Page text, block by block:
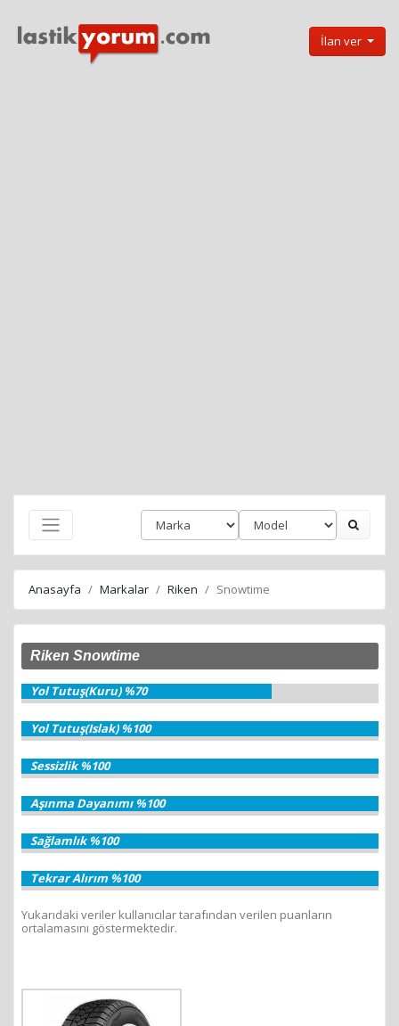
İlan ver
Anasayfa Markalar Riken Snowtime
Riken Snowtime
Yol Tutuş(Kuru) %70
Yol Tutuş(Islak) %100
Sessizlik %100
Aşınma Dayanımı %100
Sağlamlık %100
Tekrar Alırım %100
Yukarıdaki veriler kullanıcılar tarafından verilen puanların
ortalamasını göstermektedir.